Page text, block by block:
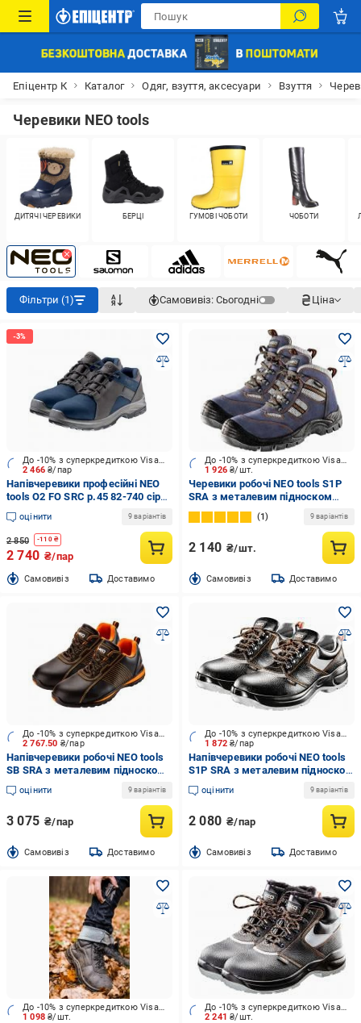
Епіцентр К Каталог Одяг, взуття, аксесуари Взуття
Черевики NEO tools
ДИТЯЧІ ЧЕРЕВИКИ БЕРЦІ ГУМОВІ ЧОБОТИ ЧОБОТИ
Фільтри (1) Самовивіз: Сьогодні Ціна
2 466₴/пар
До -10% з суперкредиткою Visa Вигода
Напівчеревики професійні NEO
tools О2 FO SRC р.45 82-740 сіро-
синій
оцінити 9 варіантів
2 850 -110₴
2 740 ₴/пар
Cамовивіз Доставимо
1 926₴/шт.
До -10% з суперкредиткою Visa Вигода
Черевики робочі NEO tools S1P
SRA з металевим підноском
р.41 82-042 синій
1 9 варіантів
2 140 ₴/шт.
Cамовивіз Доставимо
2 767.50 ₴/пар
До -10% з суперкредиткою Visa Вигода
Напівчеревики робочі NEO tools
SB SRA з металевим підноском
р.44 82-105 чорний із
помаранчевим
оцінити 9 варіантів
3 075 ₴/пар
Cамовивіз Доставимо
1 872₴/пар
До -10% з суперкредиткою Visa Вигода
Напівчеревики робочі NEO tools
S1P SRA з металевим підноском
р.44 82-015 чорний
оцінити 9 варіантів
2 080 ₴/пар
Cамовивіз Доставимо
1 098₴/шт.
До -10% з суперкредиткою Visa Вигода
2 241₴/шт.
До -10% з суперкредиткою Visa Вигода